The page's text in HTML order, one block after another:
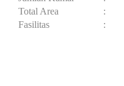
Total Area
:
Fasilitas
: